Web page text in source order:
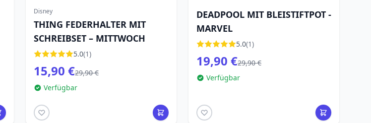
Disney
THING FEDERHALTER MIT
SCHREIBSET – MITTWOCH
5.0(1)
15,90 €29,90 €
Verfügbar
DEADPOOL MIT BLEISTIFTPOT -
MARVEL
5.0(1)
19,90 €29,90 €
Verfügbar